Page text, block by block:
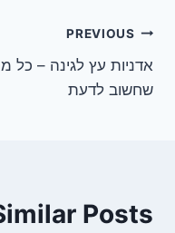
ניווט
PREVIOUS
אדניות עץ לגינה – כל
שחשוב לדעת
Posts